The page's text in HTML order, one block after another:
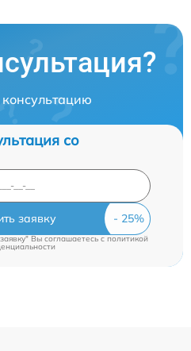
со
заявку
Вы соглашаетесь cполитикой